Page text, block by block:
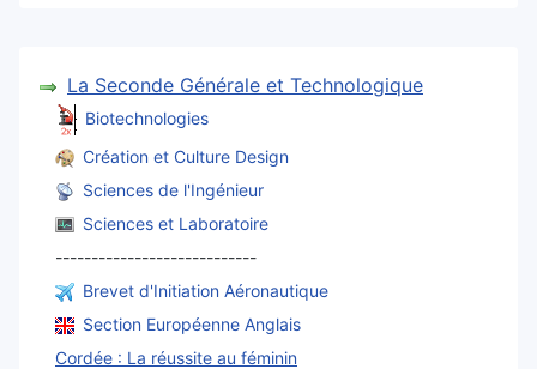
La Seconde Générale et Technologique
Biotechnologies
Création et Culture Design
Sciences de l'Ingénieur
Sciences et Laboratoire
----------------------------
Brevet d'Initiation Aéronautique
Section Européenne Anglais
Cordée : La réussite au féminin